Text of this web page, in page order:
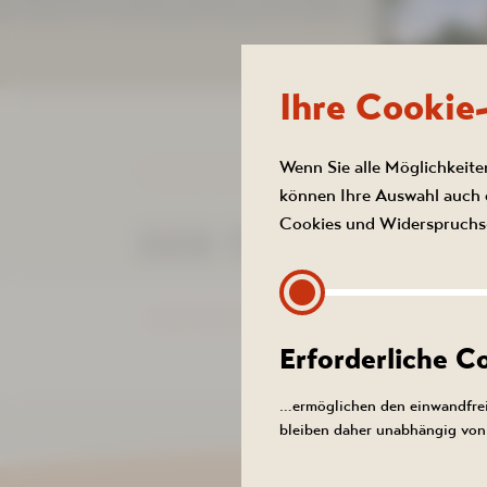
ZURÜCK ZUR LISTE
DER TERMIN
Ihre
Wenn Sie alle
können Ihre Auswahl
Cookies und
Erforderliche
…ermöglichen den
bleiben daher unabhängig
Und
August